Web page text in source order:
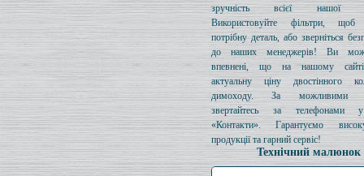
зручність всієї нашої
Використовуйте фільтри, щоб
потрібну деталь, або зверніться
до наших менеджерів! Ви
впевнені, що на нашому
актуальну ціну двостінного
димоходу. За можливими
звертайтесь за телефонами
«Контакти». Гарантуємо
продукції та гарний сервіс!
Технічний малюнок